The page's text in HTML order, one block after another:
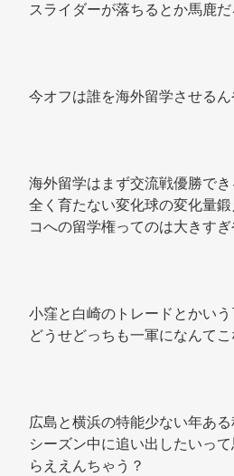
スライダーが落ちるとか馬鹿
今オフは誰を海外留学させる
海外留学はまず交流戦優勝で
全く育たない変化球の変化量
コへの留学権ってのは大きす
小窪と白崎のトレードとか
どうせどっちも一軍になんて
広島と横浜の特能少ない年あ
シーズン中に追い出したいっ
らええんちゃう？